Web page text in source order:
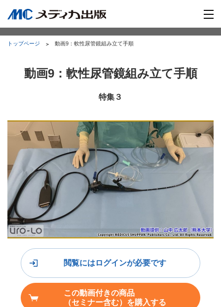
トップページ 動画9：軟性尿管鏡組み立て手順
動画9：軟性尿管鏡組み立て手順
特集３
閲覧にはログインが必要です
この動画付きの商品
（セミナー含む）を購入する